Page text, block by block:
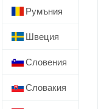
Румъния
Швеция
Словения
Словакия